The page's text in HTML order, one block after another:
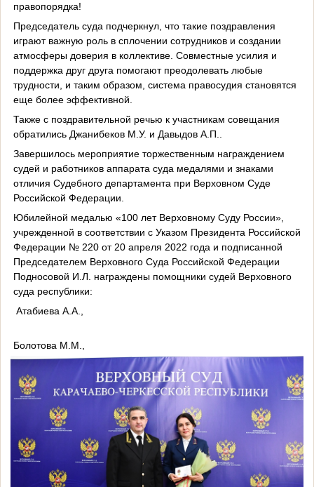
правопорядка!
Председатель суда подчеркнул, что такие поздравления
играют важную роль в сплочении сотрудников и создании
атмосферы доверия в коллективе. Совместные усилия и
поддержка друг друга помогают преодолевать любые
трудности, и таким образом, система правосудия становятся
еще более эффективной.
Также с поздравительной речью к участникам совещания
обратились Джанибеков М.У. и Давыдов А.П..
Завершилось мероприятие торжественным награждением
судей и работников аппарата суда медалями и знаками
отличия Судебного департамента при Верховном Суде
Российской Федерации.
Юбилейной медалью «100 лет Верховному Суду России»,
учрежденной в соответствии с Указом Президента Российской
Федерации № 220 от 20 апреля 2022 года и подписанной
Председателем Верховного Суда Российской Федерации
Подносовой И.Л. награждены помощники судей Верховного
суда республики:
Атабиева А.А.,
Болотова М.М.,